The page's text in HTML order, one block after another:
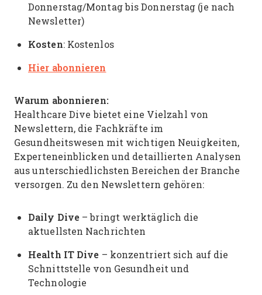
Donnerstag/Montag bis Donnerstag (je nach
Newsletter)
Kosten: Kostenlos
Hier abonnieren
Warum abonnieren:
Healthcare Dive bietet eine Vielzahl von
Newslettern, die Fachkräfte im
Gesundheitswesen mit wichtigen Neuigkeiten,
Experteneinblicken und detaillierten Analysen
aus unterschiedlichsten Bereichen der Branche
versorgen. Zu den Newslettern gehören:
Daily Dive – bringt werktäglich die
aktuellsten Nachrichten
Health IT Dive – konzentriert sich auf die
Schnittstelle von Gesundheit und
Technologie